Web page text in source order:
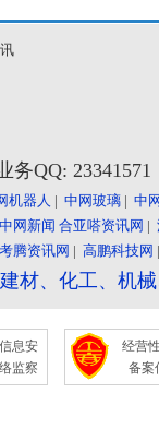
务QQ:
机器人 | 中网玻璃 | 中
中网新闻 合亚嗒资讯网 |
考腾资讯网 | 高鹏科技网
材、化工、机
息安
监察
经营
备案